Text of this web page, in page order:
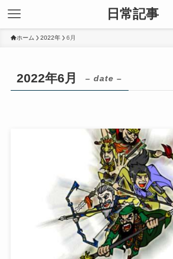
日常記事
ホーム 2022年 6月
2022年6月 – date –